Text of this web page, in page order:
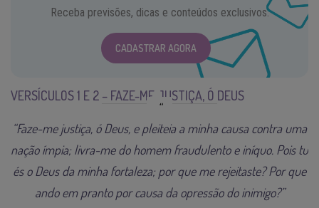
Receba previsões, dicas e conteúdos exclusivos.
CADASTRAR AGORA
VERSÍCULOS 1 E 2 – FAZE-ME JUSTIÇA, Ó DEUS
“Faze-me justiça, ó Deus, e pleiteia a minha causa contra uma
nação ímpia; livra-me do homem fraudulento e iníquo. Pois tu
és o Deus da minha fortaleza; por que me rejeitaste? Por que
ando em pranto por causa da opressão do inimigo?”